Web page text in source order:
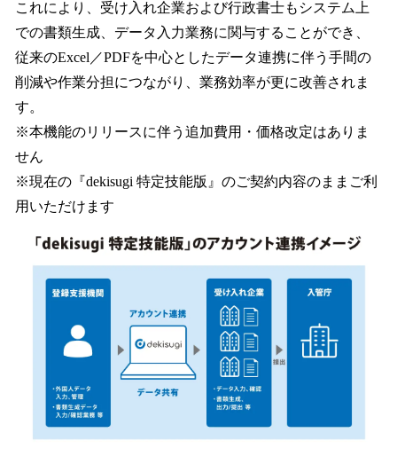
これにより、受け入れ企業および行政書士もシステム上
での書類生成、データ入力業務に関与することができ、
従来のExcel／PDFを中心としたデータ連携に伴う手間の
削減や作業分担につながり、業務効率が更に改善されま
す。
※本機能のリリースに伴う追加費用・価格改定はありま
せん
※現在の『dekisugi 特定技能版』のご契約内容のままご利
用いただけます